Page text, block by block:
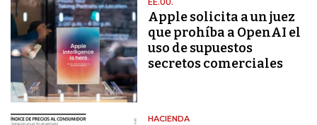
EE.UU.
Apple solicita a un juez
que prohíba a OpenAI el
uso de supuestos
secretos comerciales
HACIENDA